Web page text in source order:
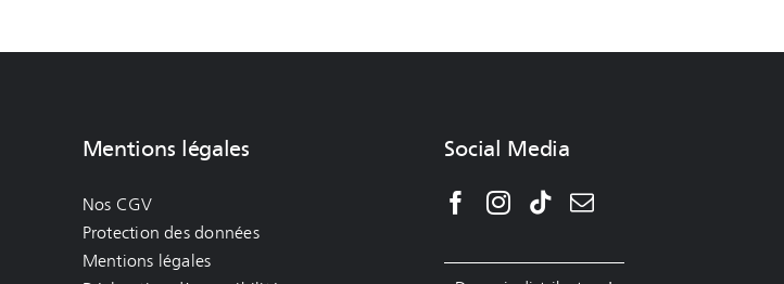
Mentions légales
Nos CGV
Protection des données
Mentions légales
Social Media